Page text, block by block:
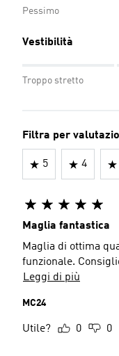
Pessimo
Vestibilità
Troppo stretto
Filtra per
5 4
Maglia fantastica
Maglia di ottima
funzionale.
Leggi di più
MC24
Utile? 0 0